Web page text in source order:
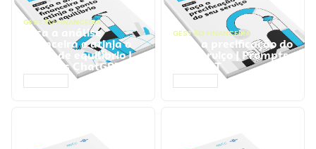
GESTÃO FINANCEIRA
Faça a análise
financeira e atinja o
ponto de equilíbrio |
Prompts ChatGPT
GESTÃO FINANCEIRA
Faça a precificação do
seu serviço | Prompts
ChatGPT